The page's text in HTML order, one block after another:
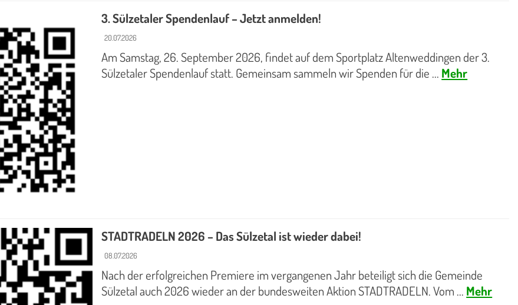
3. Sülzetaler Spendenlauf – Jetzt anmelden!
20.07.2026
Am Samstag, 26. September 2026, findet auf dem Sportplatz Altenweddingen der 3.
Sülzetaler Spendenlauf statt. Gemeinsam sammeln wir Spenden für die ... Mehr
STADTRADELN 2026 – Das Sülzetal ist wieder dabei!
08.07.2026
Nach der erfolgreichen Premiere im vergangenen Jahr beteiligt sich die Gemeinde
Sülzetal auch 2026 wieder an der bundesweiten Aktion STADTRADELN. Vom ... Mehr